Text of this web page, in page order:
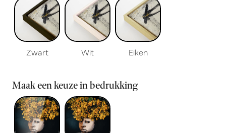
Zwart Wit Eiken
Maak een keuze in bedrukking